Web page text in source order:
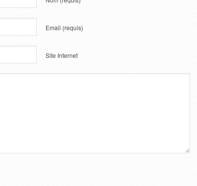
Email (requis)
Site Internet